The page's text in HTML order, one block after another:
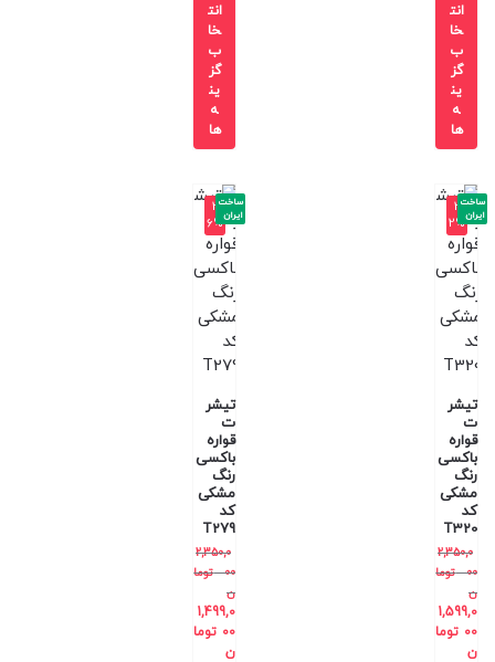
انت
خا
ب
گز
ین
ه
ها
انت
خا
ب
گز
ین
ه
ها
-3
2%
تیشر
ت
قواره
باکسی
رنگ
مشکی
کد
T320
2,350,0
00
توما
ن
1,599,0
00 توما
ن
ساخت
ایران
-3
6%
تیشر
ت
قواره
باکسی
رنگ
مشکی
کد
T279
2,350,0
00
توما
ن
1,499,0
00 توما
ن
ساخت
ایران